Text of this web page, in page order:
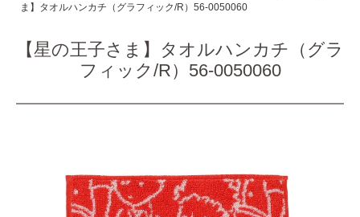
ま】タオルハンカチ（グラフィック/R）56-0050060
【星の王子さま】タオルハンカチ（グラ
フィック/R）56-0050060